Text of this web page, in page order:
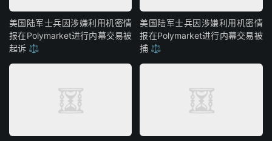
美国陆军士兵因涉嫌利用机密情
报在Polymarket进行内幕交易被
起诉 ⚖️
美国陆军士兵因涉嫌利用机密情
报在Polymarket进行内幕交易被
捕 ⚖️